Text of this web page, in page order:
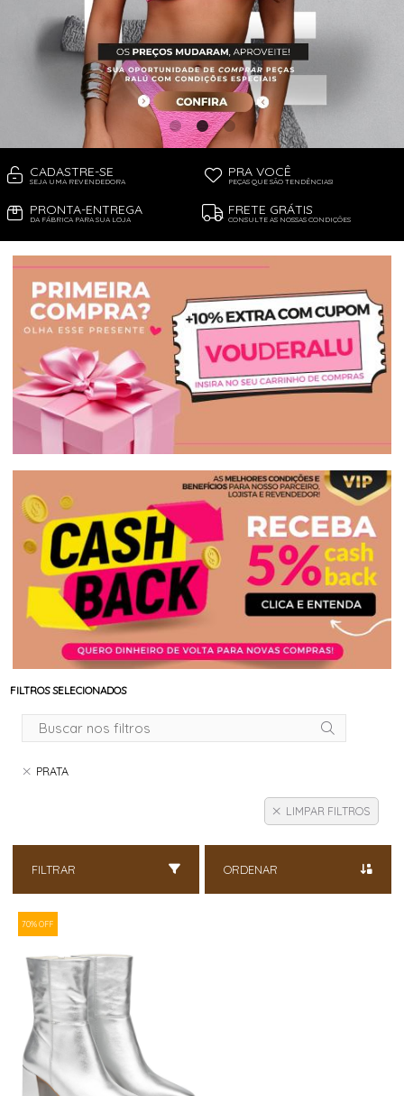
PIJAMA FEMININO
PIJAMA INFANTIL
PIJAMA MASCULINO
RASTEIRAS E PAPETES
ROUPÃO
SAÍDAS DE PRAIA
SANDÁLIAS
SHORTS E SAIAS
TÊNIS
TOP DE BIQUÍNI
TRICOTS
VESTIDOS
CADASTRE-SE
SEJA UMA REVENDEDORA
PRA VOCÊ
PEÇAS QUE SÃO TENDÊNCIAS!
PRONTA-ENTREGA
DA FÁBRICA PARA SUA LOJA
FRETE GRÁTIS
CONSULTE AS NOSSAS CONDIÇÕES
FILTROS SELECIONADOS
PRATA
LIMPAR FILTROS
FILTRAR ORDENAR
70% OFF